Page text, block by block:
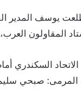
يوسف المدير
العرب، في ختام
السكندري
المرمى: صبحي